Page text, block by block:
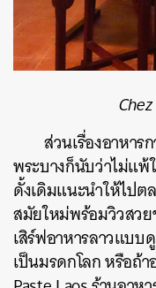
ส่วนเรื่องอาหาร
พระบางก็นับว่าไม่แพ้
ดั้งเดิมแนะนำให้ไปต
สมัยใหม่พร้อมวิวสวย
เสิร์ฟอาหารลาวแบบ
เป็นมรดกโลก หรือถ้